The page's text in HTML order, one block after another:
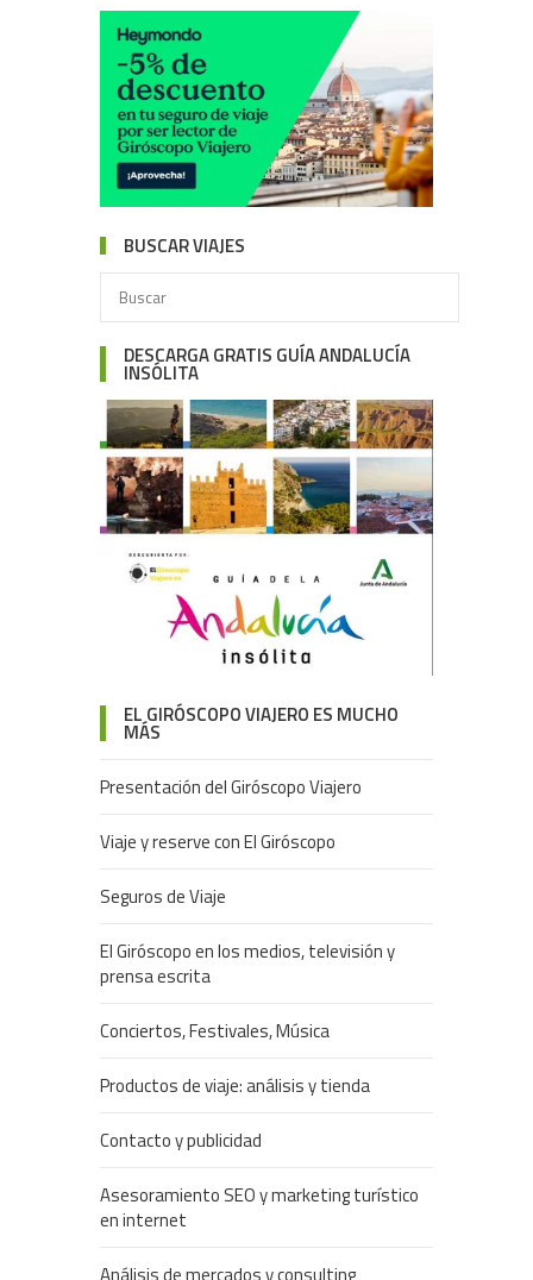
BUSCAR VIAJES
DESCARGA GRATIS GUÍA ANDALUCÍA
INSÓLITA
EL GIRÓSCOPO VIAJERO ES MUCHO
MÁS
Presentación del Giróscopo Viajero
Viaje y reserve con El Giróscopo
Seguros de Viaje
El Giróscopo en los medios, televisión y
prensa escrita
Conciertos, Festivales, Música
Productos de viaje: análisis y tienda
Contacto y publicidad
Asesoramiento SEO y marketing turístico
en internet
Análisis de mercados y consulting